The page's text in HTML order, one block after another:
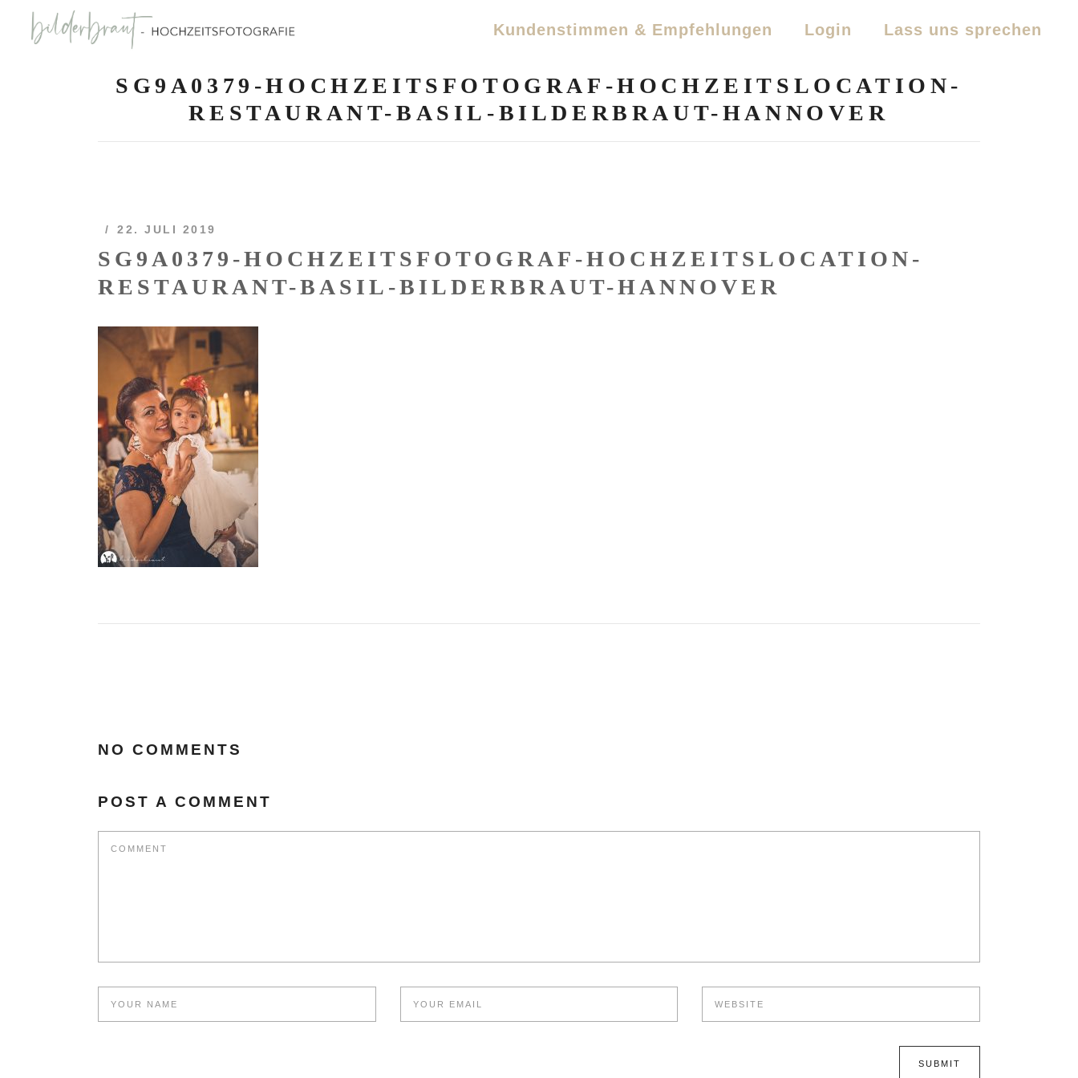
Kundenstimmen & Empfehlungen Login Lass uns sprechen
SG9A0379-HOCHZEITSFOTOGRAF-HOCHZEITSLOCATION-
RESTAURANT-BASIL-BILDERBRAUT-HANNOVER
22. JULI 2019
SG9A0379-HOCHZEITSFOTOGRAF-HOCHZEITSLOCATION-
RESTAURANT-BASIL-BILDERBRAUT-HANNOVER
NO COMMENTS
POST A COMMENT